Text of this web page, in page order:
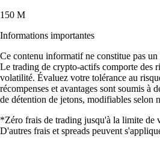
150 M
Informations importantes
Ce contenu informatif ne constitue pas un
Le trading de crypto-actifs comporte des
volatilité. Évaluez votre tolérance au
récompenses et avantages sont soumis à
de détention de jetons, modifiables selon
*Zéro frais de trading jusqu'à la limite de
D'autres frais et spreads peuvent